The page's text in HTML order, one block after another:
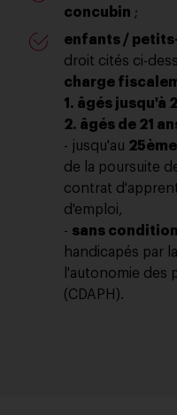
concubin ;
enfants /
droit cités ci-
charge
1. âgés jusqu'à
2. âgés de 21
- jusqu'au
de la poursuite
contrat
d'emploi,
- sans
handicapés par
l'autonomie des
(CDAPH).